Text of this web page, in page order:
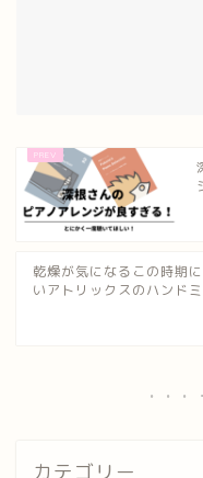
乾燥が気になるこの時期
いアトリックスのハンド
カテゴリー